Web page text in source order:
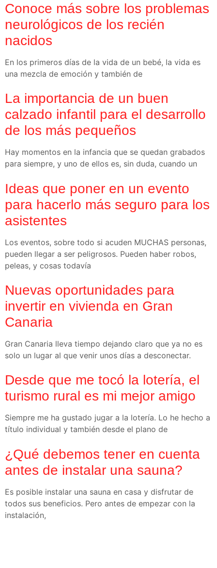
Conoce más sobre los problemas
neurológicos de los recién
nacidos
En los primeros días de la vida de un bebé, la vida es
una mezcla de emoción y también de
La importancia de un buen
calzado infantil para el desarrollo
de los más pequeños
Hay momentos en la infancia que se quedan grabados
para siempre, y uno de ellos es, sin duda, cuando un
Ideas que poner en un evento
para hacerlo más seguro para los
asistentes
Los eventos, sobre todo si acuden MUCHAS personas,
pueden llegar a ser peligrosos. Pueden haber robos,
peleas, y cosas todavía
Nuevas oportunidades para
invertir en vivienda en Gran
Canaria
Gran Canaria lleva tiempo dejando claro que ya no es
solo un lugar al que venir unos días a desconectar.
Desde que me tocó la lotería, el
turismo rural es mi mejor amigo
Siempre me ha gustado jugar a la lotería. Lo he hecho a
título individual y también desde el plano de
¿Qué debemos tener en cuenta
antes de instalar una sauna?
Es posible instalar una sauna en casa y disfrutar de
todos sus beneficios. Pero antes de empezar con la
instalación,